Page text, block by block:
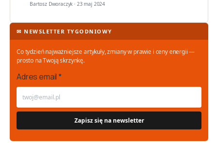
Bartosz Dworaczyk · 23 maj 2024
✉ NEWSLETTER TYGODNIOWY
Co tydzień najważniejsze artykuły, zmiany w prawie i ceny energii —
prosto na Twoją skrzynkę.
Adres email *